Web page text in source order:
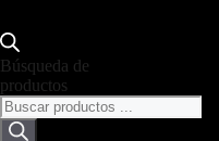
Búsqueda de
productos